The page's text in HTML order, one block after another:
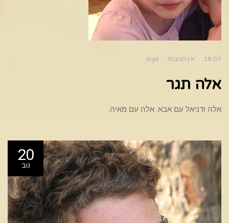
18:07 אין תגובות digit
אלה תגר
אלה ודניאל עם אבא. אלה עם מאיה.
20
נוב